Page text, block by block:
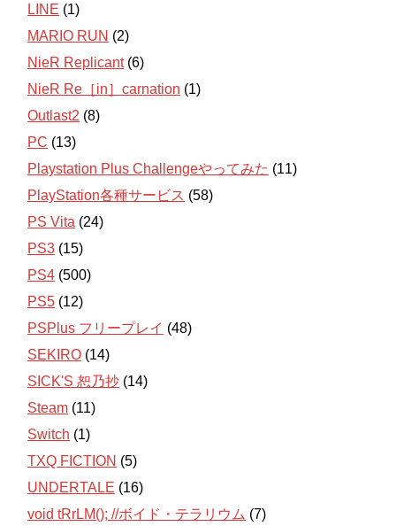
LINE (1)
MARIO RUN (2)
NieR Replicant(6)
NieR Re［in］carnation (1)
Outlast2 (8)
PC (13)
Playstation Plus Challengeやってみた (11)
PlayStation各種サービス (58)
PS Vita (24)
PS3 (15)
PS4 (500)
PS5 (12)
PSPlus フリープレイ (48)
SEKIRO (14)
SICK'S 恕乃抄 (14)
Steam (11)
Switch (1)
TXQ FICTION (5)
UNDERTALE (16)
void tRrLM(); //ボイド・テラリウム (7)